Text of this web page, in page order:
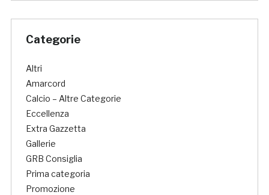
Categorie
Altri
Amarcord
Calcio – Altre Categorie
Eccellenza
Extra Gazzetta
Gallerie
GRB Consiglia
Prima categoria
Promozione